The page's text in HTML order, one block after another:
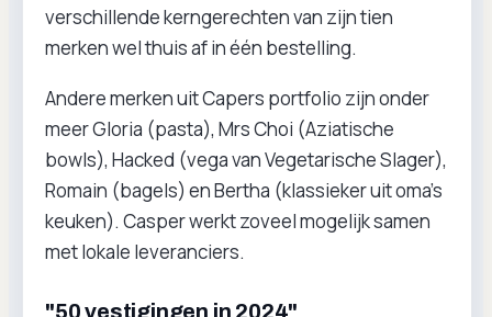
verschillende kerngerechten van zijn tien
merken wel thuis af in één bestelling.
Andere merken uit Capers portfolio zijn onder
meer Gloria (pasta), Mrs Choi (Aziatische
bowls), Hacked (vega van Vegetarische Slager),
Romain (bagels) en Bertha (klassieker uit oma’s
keuken). Casper werkt zoveel mogelijk samen
met lokale leveranciers.
"50 vestigingen in 2024"